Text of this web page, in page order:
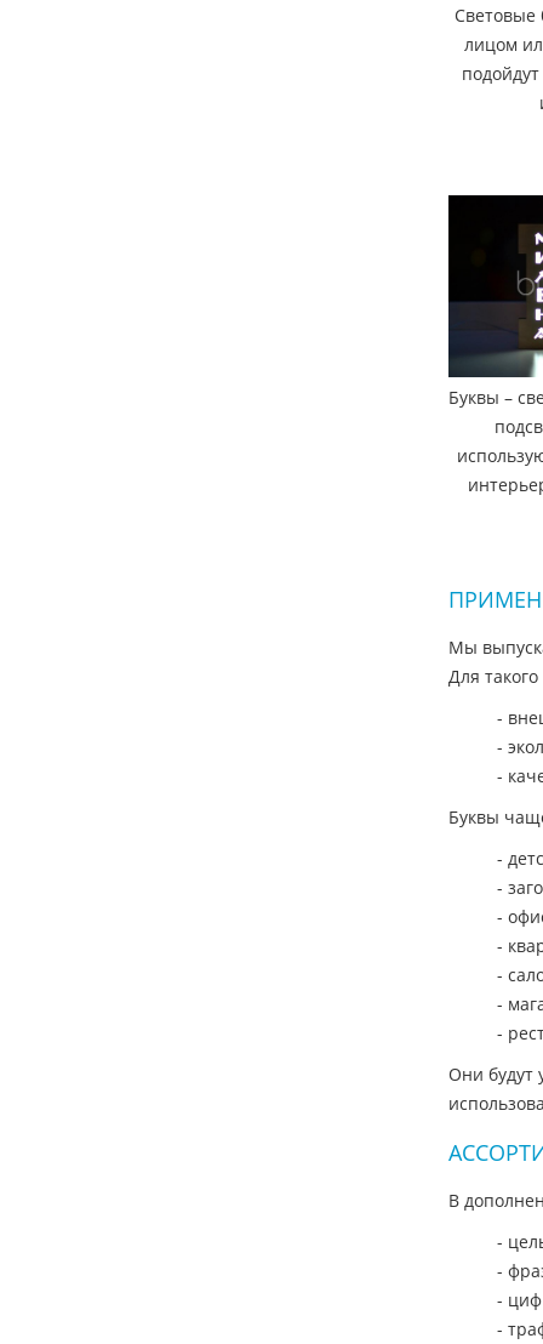
Световые
лицом
Буквы –
Мы
Для
-
-
-
Буквы
-
-
-
-
-
-
-
Они будут
В
-
-
-
-